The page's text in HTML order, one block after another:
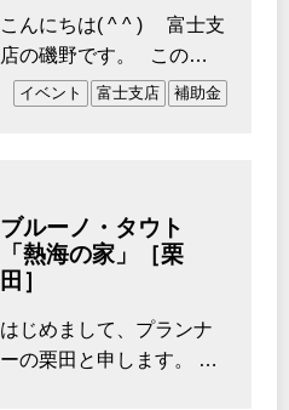
こんにちは( ^ ^ ) 富士支
店の磯野です。 この秋
は、ずっと訪れたかった
イベント 富士支店 補助金
ブルーノ・タウト
「熱海の家」［栗
田］
はじめまして、プランナ
ーの栗田と申します。 東